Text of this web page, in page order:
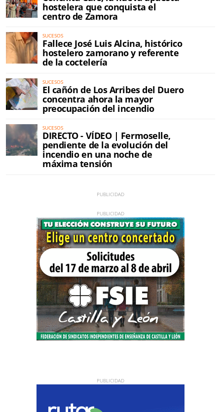
hostelera que conquista el
centro de Zamora
SUCESOS
Fallece José Luis Alcina, histórico
hostelero zamorano y referente
de la coctelería
SUCESOS
El cañón de Los Arribes del Duero
concentra ahora la mayor
preocupación del incendio
SUCESOS
DIRECTO - VÍDEO | Fermoselle,
pendiente de la evolución del
incendio en una noche de
máxima tensión